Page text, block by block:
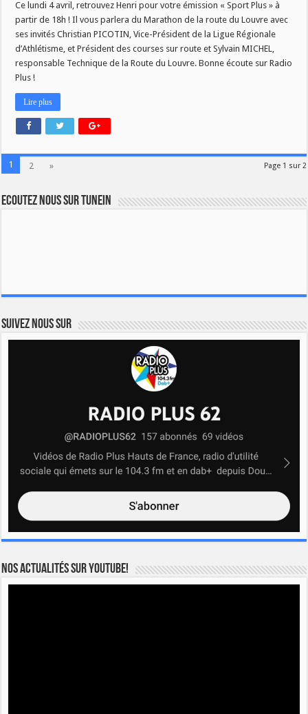
Ce lundi 4 avril, retrouvez Henri pour votre émission « Sport Plus » à
partir de 18h ! Il vous parlera du Marathon de la route du Louvre avec
ses invités Christian PICOTIN, Vice-Président de la Ligue Régionale
d’Athlétisme, et Président des courses sur route et Sylvain MICHEL,
responsable Technique de la Route du Louvre. Bonne écoute sur Radio
Plus !
Lire plus
Page 1 sur 2
1 2 »
Ecoutez nous sur TuneIn
Suivez nous sur
Nos actualités sur YOUTUBE!